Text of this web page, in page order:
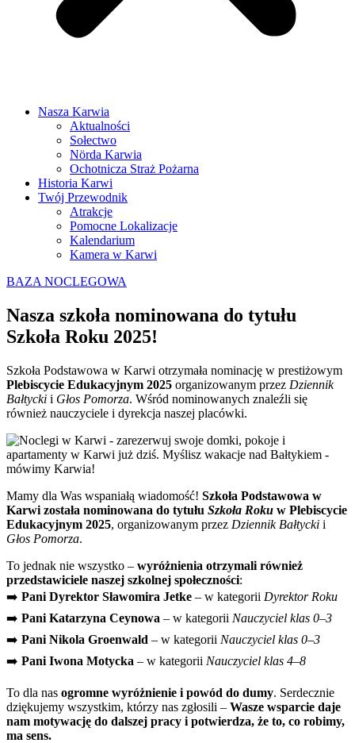
Nasza Karwia
Aktualności
Sołectwo
Nörda Karwia
Ochotnicza Straż Pożarna
Historia Karwi
Twój Przewodnik
Atrakcje
Pomocne Lokalizacje
Kalendarium
Kamera w Karwi
BAZA NOCLEGOWA
Nasza szkoła nominowana do tytułu
Szkoła Roku 2025!
Szkoła Podstawowa w Karwi otrzymała nominację w prestiżowym
Plebiscycie Edukacyjnym 2025 organizowanym przez Dziennik
Bałtycki i Głos Pomorza. Wśród nominowanych znaleźli się
również nauczyciele i dyrekcja naszej placówki.
Mamy dla Was wspaniałą wiadomość! Szkoła Podstawowa w
Karwi została nominowana do tytułu Szkoła Roku w Plebiscycie
Edukacyjnym 2025, organizowanym przez Dziennik Bałtycki i
Głos Pomorza.
To jednak nie wszystko – wyróżnienia otrzymali również
przedstawiciele naszej szkolnej społeczności:
➡️ Pani Dyrektor Sławomira Jetke – w kategorii Dyrektor Roku
➡️ Pani Katarzyna Ceynowa – w kategorii Nauczyciel klas 0–3
➡️ Pani Nikola Groenwald – w kategorii Nauczyciel klas 0–3
➡️ Pani Iwona Motycka – w kategorii Nauczyciel klas 4–8
To dla nas ogromne wyróżnienie i powód do dumy. Serdecznie
dziękujemy wszystkim, którzy nas zgłosili – Wasze wsparcie daje
nam motywację do dalszej pracy i potwierdza, że to, co robimy,
ma sens.